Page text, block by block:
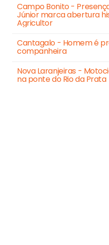
Campo Bonito -
Júnior marca abertura
Agricultor
Cantagalo - Homem é
companheira
Nova Laranjeiras -
na ponte do Rio da Prata